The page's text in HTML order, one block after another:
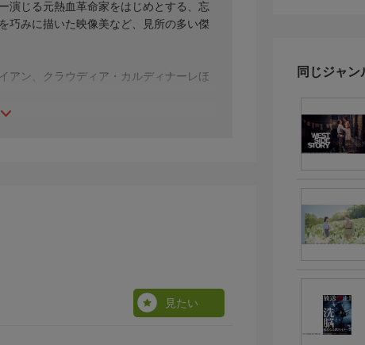
演じる元熱血革命家をはじめとする、忘
巧みに描いた映像美など、見所の多い傑
アン、クラウディア・カルディナーレほ
見たい
同じジャン